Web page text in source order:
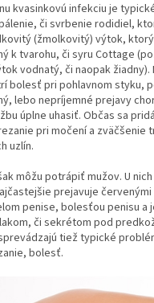
kvasinkovú infekciu je
či svrbenie rodidiel,
(žmolkovitý) výtok,
k tvarohu, či syru Cottage
vodnatý, či naopak
bolesť pri pohlavnom styku,
lebo nepríjemné prejavy
úplne uhasiť. Občas sa
pri močení a zväčšenie
uzlín.
môžu potrápiť mužov. U
prejavuje červenými
penise, bolesťou penisu a
či sekrétom pod
tiež typické
bolesť.